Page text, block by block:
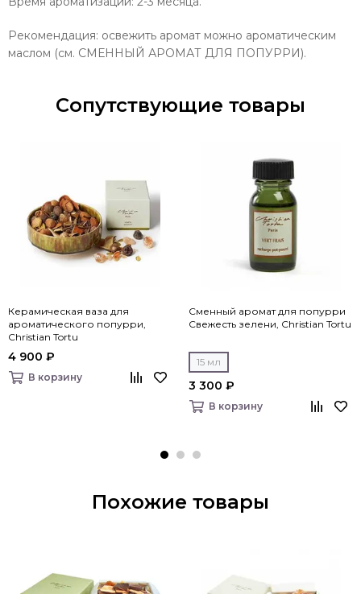
Рекомендация: освежить аромат можно ароматическим
маслом (см. СМЕННЫЙ АРОМАТ ДЛЯ ПОПУРРИ).
Сопутствующие товары
Керамическая ваза для
ароматического попурри,
Christian Tortu
4 900 ₽
В корзину
Сменный аромат для попурри
Свежесть зелени, Christian Tortu
15 мл
3 300 ₽
В корзину
Похожие товары